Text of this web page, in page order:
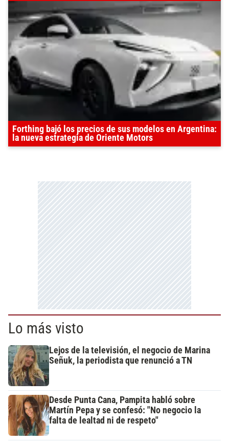
Forthing bajó los precios de sus modelos en Argentina:
la nueva estrategia de Oriente Motors
Lo más visto
Lejos de la televisión, el negocio de Marina
Señuk, la periodista que renunció a TN
Desde Punta Cana, Pampita habló sobre
Martín Pepa y se confesó: "No negocio la
falta de lealtad ni de respeto"